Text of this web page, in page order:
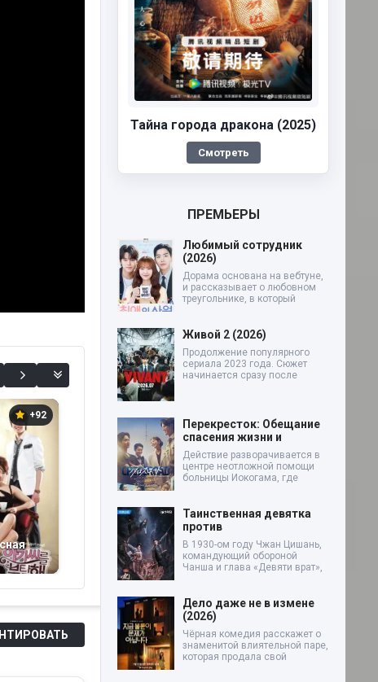
+92
Люди и мясо (2025)
Женщина в
климаксе (2026)
Тайна города дракона (2025)
Смотреть
ПРЕМЬЕРЫ
Любимый сотрудник
(2026)
Дорама основана на вебтуне,
и рассказывает о любовном
треугольнике, в который
Живой 2 (2026)
Продолжение популярного
сериала 2023 года. Сюжет
начинается сразу после
Перекресток: Обещание
спасения жизни и
Действие разворачивается в
центре неотложной помощи
больницы Иокогама, где
Таинственная девятка
против
В 1930-ом году Чжан Цишань,
командующий обороной
Чанша и глава «Девяти врат»,
Дело даже не в измене
(2026)
Чёрная комедия расскажет о
знаменитой влиятельной паре,
которая продала свой